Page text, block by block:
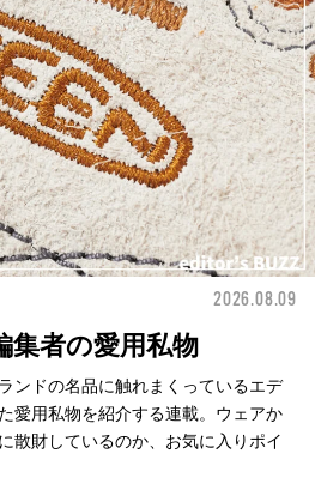
2026.08.09
集者の愛用私物
ンドの名品に触れまくっているエデ
愛用私物を紹介する連載。ウェアか
散財しているのか、お気に入りポイ